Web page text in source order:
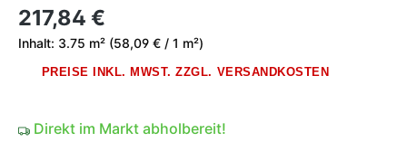
Regulärer Preis:
217,84 €
Inhalt: 3.75 m² (58,09 € / 1 m²)
PREISE INKL. MWST. ZZGL. VERSANDKOSTEN
Direkt im Markt abholbereit!